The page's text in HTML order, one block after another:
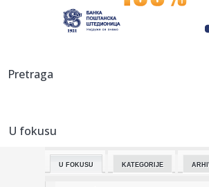
20:37:PARKER NE ODUSTAJE OD SNA:
20:28:
20:27:
Smailagić je predstavljen - više
Pretraga
U fokusu
U FOKUSU KATEGORIJE